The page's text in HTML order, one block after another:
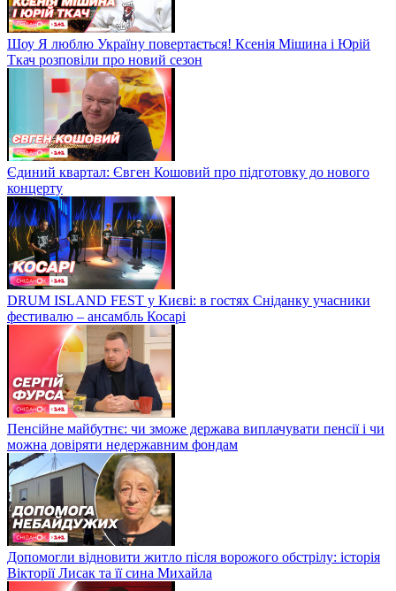
Шоу Я люблю Україну повертається! Ксенія Мішина і Юрій
Ткач розповіли про новий сезон
Єдиний квартал: Євген Кошовий про підготовку до нового
концерту
DRUM ISLAND FEST у Києві: в гостях Сніданку учасники
фестивалю – ансамбль Косарі
Пенсійне майбутнє: чи зможе держава виплачувати пенсії і чи
можна довіряти недержавним фондам
Допомогли відновити житло після ворожого обстрілу: історія
Вікторії Лисак та її сина Михайла